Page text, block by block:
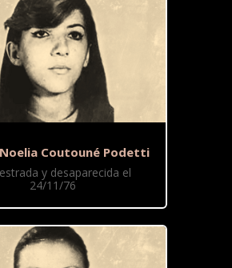
Coutouné Podetti
y desaparecida el
24/11/76